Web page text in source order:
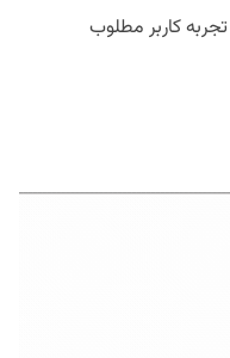
کاربر مطلوب